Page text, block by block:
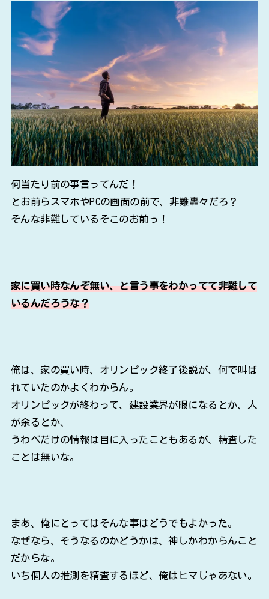
何当たり前の事言ってんだ！
とお前らスマホやPCの画面の前で、非難轟々だろ？
そんな非難しているそこのお前っ！
家に買い時なんぞ無い、と言う事をわかってて非難して
いるんだろうな？
俺は、家の買い時、オリンピック終了後説が、何で叫ば
れていたのかよくわからん。
オリンピックが終わって、建設業界が暇になるとか、人
が余るとか、
うわべだけの情報は目に入ったこともあるが、精査した
ことは無いな。
まあ、俺にとってはそんな事はどうでもよかった。
なぜなら、そうなるのかどうかは、神しかわからんこと
だからな。
いち個人の推測を精査するほど、俺はヒマじゃあない。